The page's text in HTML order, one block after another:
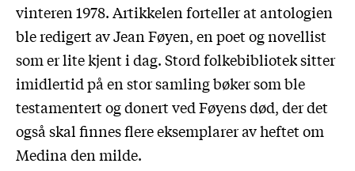
vinteren 1978. Artikkelen forteller at antologien
ble redigert av Jean Føyen, en poet og novellist
som er lite kjent i dag. Stord folkebibliotek sitter
imidlertid på en stor samling bøker som ble
testamentert og donert ved Føyens død, der det
også skal finnes flere eksemplarer av heftet om
Medina den milde.